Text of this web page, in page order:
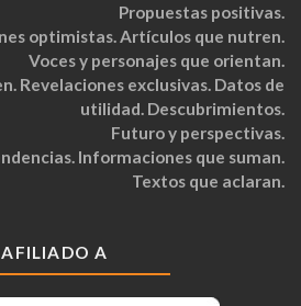
Propuestas positivas.
optimistas. Artículos que nutren.
Voces y personajes que orientan.
Revelaciones exclusivas. Datos de
utilidad. Descubrimientos.
Futuro y perspectivas.
Informaciones que suman.
Textos que aclaran.
AFILIADO A